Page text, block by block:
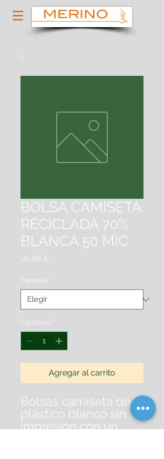
BOLSA CAMISETA
RECICLADA 70%
BLANCA 50 MIC
10,80 €
Tamaño *
Cantidad *
Agregar al carrito
Bolsas camiseta de
plástico blanco sin
impresión con un